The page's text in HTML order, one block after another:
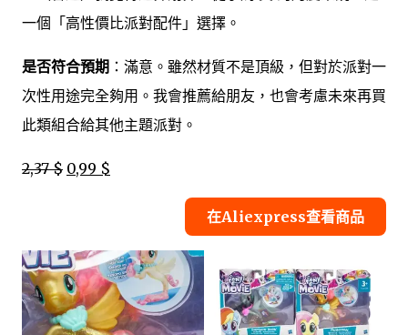
一個「高性價比派對配件」選擇。
是否符合預期 ：滿意。雖然材質不是頂級，但對於派對一
次性用途完全夠用。我會推薦給朋友，也會考慮未來再買
此類組合給其他主題派對。
2,37 $ 0,99 $
在Aliexpress查看商品